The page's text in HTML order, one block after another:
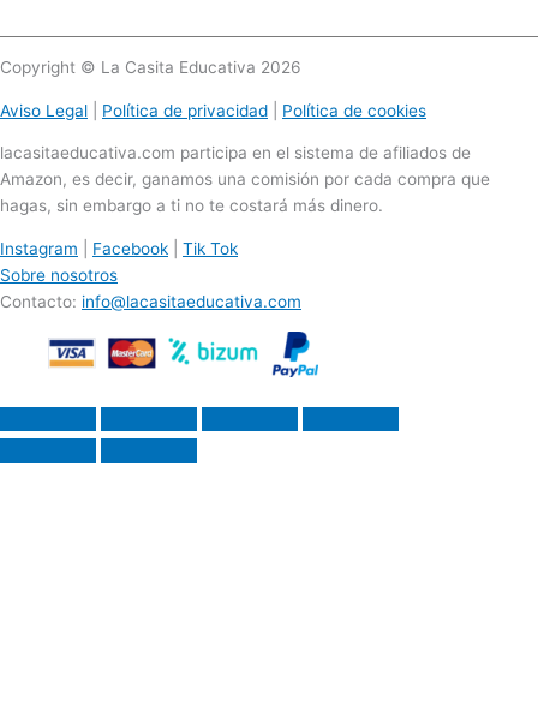
Copyright © La Casita Educativa 2026
Aviso Legal Política de privacidad Política de cookies
lacasitaeducativa.com participa en el sistema de afiliados de
Amazon, es decir, ganamos una comisión por cada compra que
hagas, sin embargo a ti no te costará más dinero.
Instagram Facebook
Tik Tok
Sobre nosotros
Contacto: info@lacasitaeducativa.com